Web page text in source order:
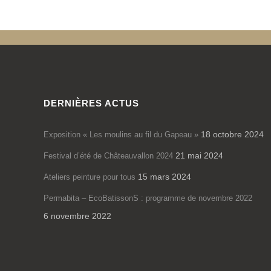
DERNIÈRES ACTUS
Exposition « Les moulins au fil du Gapeau » 18 octobre 2024
Festival d’été de Châteauvallon 2024 21 mai 2024
Ateliers peinture pour tous 15 mars 2024
Permabita – EcoBatissonS : programme de novembre 2022
6 novembre 2022